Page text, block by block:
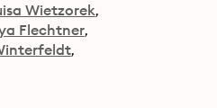
Wietzorek
Flechtner